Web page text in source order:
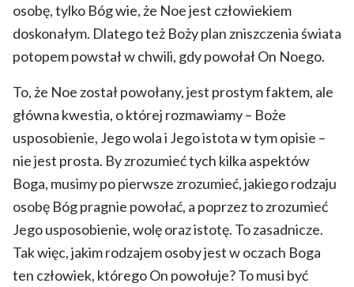
osobę, tylko Bóg wie, że Noe jest człowiekiem
doskonałym. Dlatego też Boży plan zniszczenia świata
potopem powstał w chwili, gdy powołał On Noego.
To, że Noe został powołany, jest prostym faktem, ale
główna kwestia, o której rozmawiamy – Boże
usposobienie, Jego wola i Jego istota w tym opisie –
nie jest prosta. By zrozumieć tych kilka aspektów
Boga, musimy po pierwsze zrozumieć, jakiego rodzaju
osobę Bóg pragnie powołać, a poprzez to zrozumieć
Jego usposobienie, wolę oraz istotę. To zasadnicze.
Tak więc, jakim rodzajem osoby jest w oczach Boga
ten człowiek, którego On powołuje? To musi być